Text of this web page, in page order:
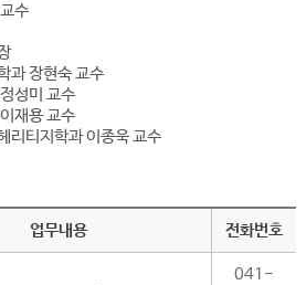
수
과 장현숙 교수
성미 교수
재용 교수
리티지학과 이종욱 교수
업무내용 전화번호
041-